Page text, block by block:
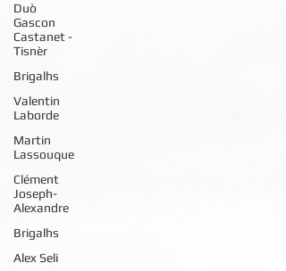
Duò
Gascon
Castanet -
Tisnèr
Brigalhs
Valentin
Laborde
Martin
Lassouque
Clément
Joseph-
Alexandre
Brigalhs
Alex Seli